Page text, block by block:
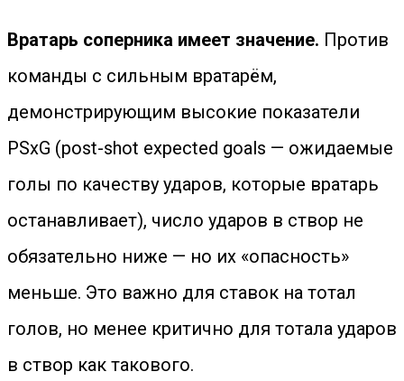
Вратарь соперника имеет значение. Против
команды с сильным вратарём,
демонстрирующим высокие показатели
PSxG (post-shot expected goals — ожидаемые
голы по качеству ударов, которые вратарь
останавливает), число ударов в створ не
обязательно ниже — но их «опасность»
меньше. Это важно для ставок на тотал
голов, но менее критично для тотала ударов
в створ как такового.